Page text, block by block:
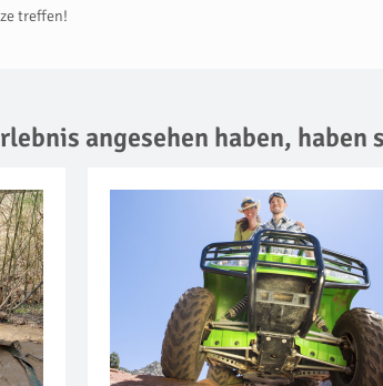
treffen!
angesehen haben, haben